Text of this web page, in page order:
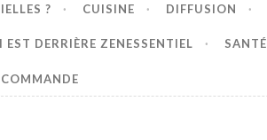
? CUISINE DIFFUSION
EST DERRIÈRE ZENESSENTIEL SANTÉ